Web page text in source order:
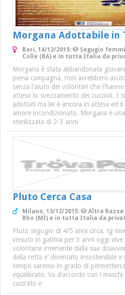
Morgana Adottabile in
Bari, 14/12/2015: 🐶 Segugio
Colle (BA) e in tutta Italia da
Morgana è stata abbandonata
piena campagna, non avrebbero
senza l'aiuto dei volontari che
atteso lo svezzamento dei cuccioli. I
adottati ma lei è ancora in attesa ed
amore incondizionato. Morgana è
sterilizzata di 2-3 anni
Pluto Cerca Casa
Milano, 13/12/2015: 🐶 Altra
Rho (MI) e in tutta Italia da
Pluto segugio di 4/5 anni circa, tg
vissuto in gabbia per 3 anni oggi
volontarie intenerite dalla sua
della retta e’ diventato insostenibile
tempo saremo in grado di
equilibrato. Va d’accordo con i maschi
castrato e